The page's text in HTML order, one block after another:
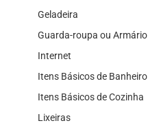
Geladeira
Guarda-roupa ou Armário
Internet
Itens Básicos de Banheiro
Itens Básicos de Cozinha
Lixeiras